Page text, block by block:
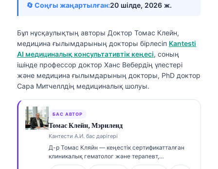
🔄 Соңғы жаңартылған:20 шілде, 2026 ж.
Бұл нұсқаулықтың авторы Доктор Томас Клейн,
медицина ғылымдарының докторы бірлесіп Kantesti
AI медициналық консультативтік кеңесі, соның
ішінде профессор доктор Ханс Вебердің үлестері
және медицина ғылымдарының докторы, PhD доктор
Сара Митчеллдің медициналық шолуы.
БАС АВТОР
Томас Клейн, Мэриленд
Кантести А.И. бас дәрігері
Д-р Томас Кляйн — кеңестік сертификатталған
клиникалық гематолог және терапевт,
зертханалық медицина саласында және ЖИ-мен